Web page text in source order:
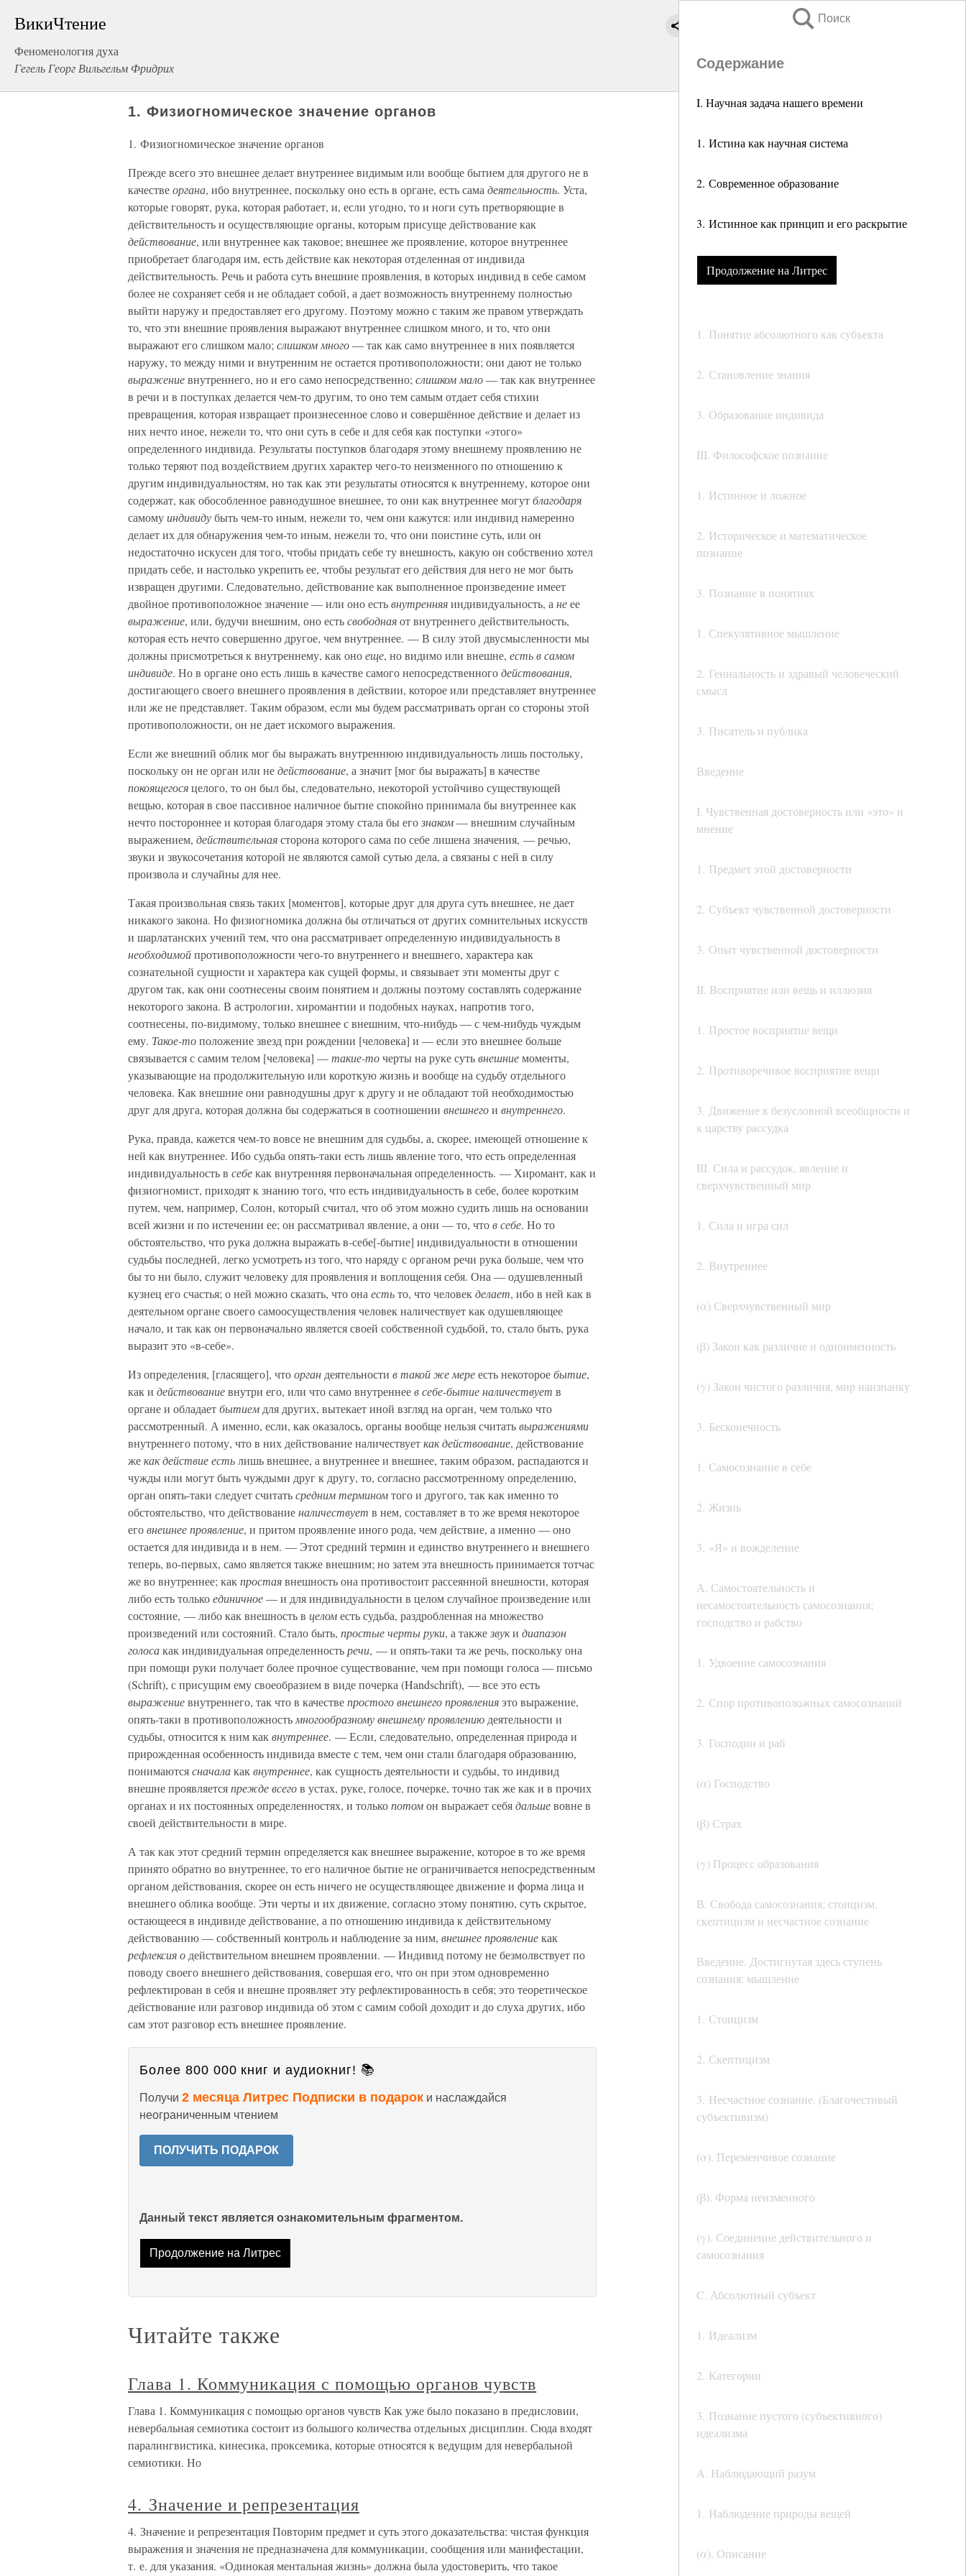
ВикиЧтение
Феноменология духа
Гегель Георг Вильгельм Фридрих
Поиск
Содержание
I. Научная задача нашего времени
1. Истина как научная система
2. Современное образование
3. Истинное как принцип и его раскрытие
Продолжение на Литрес
1. Понятие абсолютного как субъекта
2. Становление знания
3. Образование индивида
III. Философское познание
1. Истинное и ложное
2. Историческое и математическое
познание
3. Познание в понятиях
1. Спекулятивное мышление
2. Гениальность и здравый человеческий
смысл
3. Писатель и публика
Введение
I. Чувственная достоверность или «это» и
мнение
1. Предмет этой достоверности
2. Субъект чувственной достоверности
3. Опыт чувственной достоверности
II. Восприятие или вещь и иллюзия
1. Простое восприятие вещи
2. Противоречивое восприятие вещи
3. Движение к безусловной всеобщности и
к царству рассудка
III. Сила и рассудок, явление и
сверхчувственный мир
1. Сила и игра сил
2. Внутреннее
(α) Сверхчувственный мир
(β) Закон как различие и одноименность
(γ) Закон чистого различия, мир наизнанку
3. Бесконечность
1. Самосознание в себе
2. Жизнь
3. «Я» и вожделение
А. Самостоятельность и
несамостоятельность самосознания;
господство и рабство
1. Удвоение самосознания
2. Спор противоположных самосознаний
3. Господин и раб
(α) Господство
(β) Страх
(γ) Процесс образования
В. Свобода самосознания; стоицизм,
скептицизм и несчастное сознание
Введение. Достигнутая здесь ступень
сознания: мышление
1. Стоицизм
2. Скептицизм
3. Несчастное сознание. (Благочестивый
субъективизм)
(α). Переменчивое сознание
(β). Форма неизменного
(γ). Соединение действительного и
самосознания
C. Абсолютный субъект
1. Идеализм
2. Категории
3. Познание пустого (субъективного)
идеализма
A. Наблюдающий разум
1. Наблюдение природы вещей
(α). Описание
1. Физиогномическое значение органов
1. Физиогномическое значение органов
Прежде всего это внешнее делает внутреннее видимым или вообще бытием для другого не в
качествеоргана, ибо внутреннее, поскольку оно есть в органе, есть сама деятельность. Уста,
которые говорят, рука, которая работает, и, если угодно, то и ноги суть претворяющие в
действительность и осуществляющие органы, которым присуще действование как
действование, или внутреннее как таковое; внешнее же проявление, которое внутреннее
приобретает благодаря им, есть действие как некоторая отделенная от индивида
действительность. Речь и работа суть внешние проявления, в которых индивид в себе самом
более не сохраняет себя и не обладает собой, а дает возможность внутреннему полностью
выйти наружу и предоставляет его другому. Поэтому можно с таким же правом утверждать
то, что эти внешние проявления выражают внутреннее слишком много, и то, что они
выражают его слишком мало; слишком много— так как само внутреннее в них появляется
наружу, то между ними и внутренним не остается противоположности; они дают не только
выражениевнутреннего, но и его само непосредственно; слишком мало— так как внутреннее
в речи и в поступках делается чем-то другим, то оно тем самым отдает себя стихии
превращения, которая извращает произнесенное слово и совершённое действие и делает из
них нечто иное, нежели то, что они суть в себе и для себя как поступки «этого»
определенного индивида. Результаты поступков благодаря этому внешнему проявлению не
только теряют под воздействием других характер чего-то неизменного по отношению к
другим индивидуальностям, но так как эти результаты относятся к внутреннему, которое они
содержат, как обособленное равнодушное внешнее, то они как внутреннее могутблагодаря
самомуиндивидубыть чем-то иным, нежели то, чем они кажутся: или индивид намеренно
делает их для обнаружения чем-то иным, нежели то, что они поистине суть, или он
недостаточно искусен для того, чтобы придать себе ту внешность, какую он собственно хотел
придать себе, и настолько укрепить ее, чтобы результат его действия для него не мог быть
извращен другими. Следовательно, действование как выполненное произведение имеет
двойное противоположное значение — или оно естьвнутренняяиндивидуальность, а неее
выражение, или, будучи внешним, оно естьсвободнаяот внутреннего действительность,
которая есть нечто совершенно другое, чем внутреннее. — В силу этой двусмысленности мы
должны присмотреться к внутреннему, как оноеще, но видимо или внешне, есть в самом
индивиде. Но в органе оно есть лишь в качестве самого непосредственногодействования,
достигающего своего внешнего проявления в действии, которое или представляет внутреннее
или же не представляет. Таким образом, если мы будем рассматривать орган со стороны этой
противоположности, он не дает искомого выражения.
Если же внешний облик мог бы выражать внутреннюю индивидуальность лишь постольку,
поскольку он не орган или недействование, а значит [мог бы выражать] в качестве
покоящегосяцелого, то он был бы, следовательно, некоторой устойчиво существующей
вещью, которая в свое пассивное наличное бытие спокойно принимала бы внутреннее как
нечто постороннее и которая благодаря этому стала бы егознаком— внешним случайным
выражением, действительнаясторона которого сама по себе лишена значения, — речью,
звуки и звукосочетания которой не являются самой сутью дела, а связаны с ней в силу
произвола и случайны для нее.
Такая произвольная связь таких [моментов], которые друг для друга суть внешнее, не дает
никакого закона. Но физиогномика должна бы отличаться от других сомнительных искусств
и шарлатанских учений тем, что она рассматривает определенную индивидуальность в
необходимойпротивоположности чего-то внутреннего и внешнего, характера как
сознательной сущности и характера как сущей формы, и связывает эти моменты друг с
другом так, как они соотнесены своим понятием и должны поэтому составлять содержание
некоторого закона. В астрологии, хиромантии и подобных науках, напротив того,
соотнесены, по-видимому, только внешнее с внешним, что-нибудь — с чем-нибудь чуждым
ему. Такое-тоположение звезд при рождении [человека] и — если это внешнее больше
связывается с самим телом [человека] —такие-точерты на руке сутьвнешниемоменты,
указывающие на продолжительную или короткую жизнь и вообще на судьбу отдельного
человека. Как внешние они равнодушны друг к другу и не обладают той необходимостью
друг для друга, которая должна бы содержаться в соотношении внешнегои внутреннего.
Рука, правда, кажется чем-то вовсе не внешним для судьбы, а, скорее, имеющей отношение к
ней как внутреннее. Ибо судьба опять-таки есть лишь явление того, что есть определенная
индивидуальность в себекак внутренняя первоначальная определенность. — Хиромант, как и
физиогномист, приходят к знанию того, что есть индивидуальность в себе, более коротким
путем, чем, например, Солон, который считал, что об этом можно судить лишь на основании
всей жизни и по истечении ее; он рассматривал явление, а они — то, чтов себе. Но то
обстоятельство, что рука должна выражать в-себе[-бытие] индивидуальности в отношении
судьбы последней, легко усмотреть из того, что наряду с органом речи рука больше, чем что
бы то ни было, служит человеку для проявления и воплощения себя. Она — одушевленный
кузнец его счастья; о ней можно сказать, что она естьто, что человекделает, ибо в ней как в
деятельном органе своего самоосуществления человек наличествует как одушевляющее
начало, и так как он первоначально является своей собственной судьбой, то, стало быть, рука
выразит это «в-себе».
Из определения, [гласящего], чтоорган деятельности в такой же мереесть некотороебытие,
как и действованиевнутри его, или что само внутреннеев себе-бытие наличествует в
органе и обладаетбытием для других, вытекает иной взгляд на орган, чем только что
рассмотренный. А именно, если, как оказалось, органы вообще нельзя считатьвыражениями
внутреннего потому, что в них действование наличествуеткак действование, действование
жекак действие естьлишь внешнее, а внутреннее и внешнее, таким образом, распадаются и
чужды или могут быть чуждыми друг к другу, то, согласно рассмотренному определению,
орган опять-таки следует считатьсредним терминомтого и другого, так как именно то
обстоятельство, что действованиеналичествует в нем, составляет в то же время некоторое
еговнешнее проявление, и притом проявление иного рода, чем действие, а именно — оно
остается для индивида и в нем. — Этот средний термин и единство внутреннего и внешнего
теперь, во-первых, само является также внешним; но затем эта внешность принимается тотчас
же во внутреннее; какпростаявнешность она противостоит рассеянной внешности, которая
либо есть толькоединичное— и для индивидуальности в целом случайное произведение или
состояние, — либо как внешность в целоместь судьба, раздробленная на множество
произведений или состояний. Стало быть, простые черты руки, а такжезвуки диапазон
голосакак индивидуальная определенностьречи, — и опять-таки та же речь, поскольку она
при помощи руки получает более прочное существование, чем при помощи голоса — письмо
(Schrift), с присущим ему своеобразием в виде почерка (Handschrift), — все это есть
выражениевнутреннего, так что в качествепростого внешнего проявленияэто выражение,
опять-таки в противоположность многообразному внешнему проявлению деятельности и
судьбы, относится к ним каквнутреннее. — Если, следовательно, определенная природа и
прирожденная особенность индивида вместе с тем, чем они стали благодаря образованию,
понимаютсясначалакаквнутреннее, как сущность деятельности и судьбы, то индивид
внешне проявляетсяпрежде всегов устах, руке, голосе, почерке, точно так же как и в прочих
органах и их постоянных определенностях, и толькопотомон выражает себядальшевовне в
своей действительности в мире.
А так как этот средний термин определяется как внешнее выражение, которое в то же время
принято обратно во внутреннее, то его наличное бытие не ограничивается непосредственным
органом действования, скорее он есть ничего не осуществляющее движение и форма лица и
внешнего облика вообще. Эти черты и их движение, согласно этому понятию, суть скрытое,
остающееся в индивиде действование, а по отношению индивида к действительному
действованию — собственный контроль и наблюдение за ним, внешнее проявлениекак
рефлексия о действительном внешнем проявлении. — Индивид потому не безмолвствует по
поводу своего внешнего действования, совершая его, что он при этом одновременно
рефлектирован в себя и внешне проявляет эту рефлектированность в себя; это теоретическое
действование или разговор индивида об этом с самим собой доходит и до слуха других, ибо
сам этот разговор есть внешнее проявление.
Более 800 000 книг и аудиокниг! 📚
Получи 2 месяца Литрес Подписки в подарок и наслаждайся
неограниченным чтением
ПОЛУЧИТЬ ПОДАРОК
Данный текст является ознакомительным фрагментом.
Продолжение на Литрес
Читайте также
Глава 1. Коммуникация с помощью органов чувств
Глава 1. Коммуникация с помощью органов чувств Как уже было показано в предисловии,
невербальная семиотика состоит из большого количества отдельных дисциплин. Сюда входят
паралингвистика, кинесика, проксемика, которые относятся к ведущим для невербальной
семиотики. Но
4. Значение и репрезентация
4. Значение и репрезентация Повторим предмет и суть этого доказательства: чистая функция
выражения и значения не предназначена для коммуникации, сообщения или манифестации,
т. е. для указания. «Одинокая ментальная жизнь» должна была удостоверить, что такое